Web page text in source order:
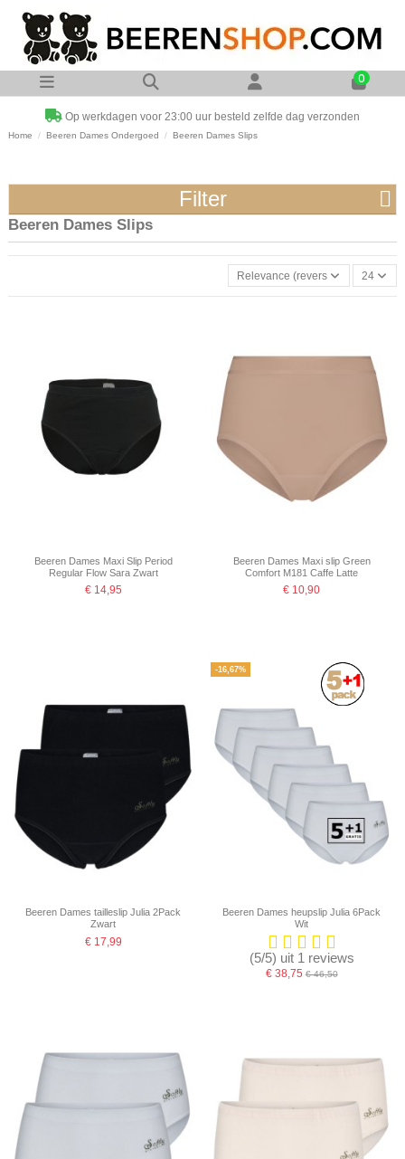
0
Op werkdagen voor 23:00 uur besteld zelfde dag verzonden
Home Beeren Dames Ondergoed Beeren Dames Slips
Beeren Dames Slips
Relevance (reverse) 24
Beeren Dames Maxi Slip Period
Regular Flow Sara Zwart
€ 14,95
Beeren Dames Maxi slip Green
Comfort M181 Caffe Latte
€ 10,90
Beeren Dames tailleslip Julia 2Pack
Zwart
€ 17,99
-16,67%
Beeren Dames heupslip Julia 6Pack
Wit
(5/5) uit 1 reviews
€ 38,75€ 46,50
Filter